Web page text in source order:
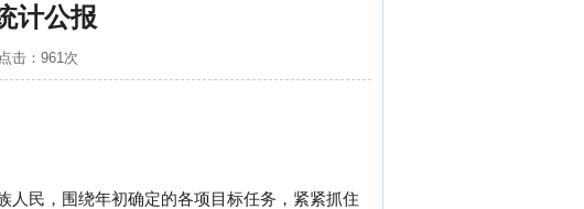
计公报
击：961次
人民，围绕年初确定的各项目标任务，紧紧抓住